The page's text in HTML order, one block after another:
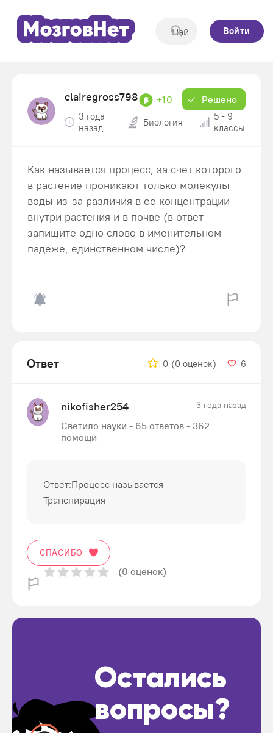
Войти
clairegross798 +10 Решено
3 года
назад
Биология
5 - 9
классы
Как называется процесс, за счёт которого
в растение проникают только молекулы
воды из-за различия в её концентрации
внутри растения и в почве (в ответ
запишите одно слово в именительном
падеже, единственном числе)?
Ответ 0 (0 оценок) 6
nikofisher254 3 года назад
Светило науки - 65 ответов - 362
помощи
Ответ:Процесс называется -
Транспирация
СПАСИБО
(0 оценок)
Остались
вопросы?